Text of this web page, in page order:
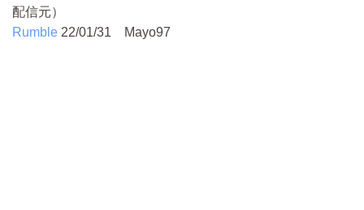
配信元）
Rumble 22/01/31 Mayo97